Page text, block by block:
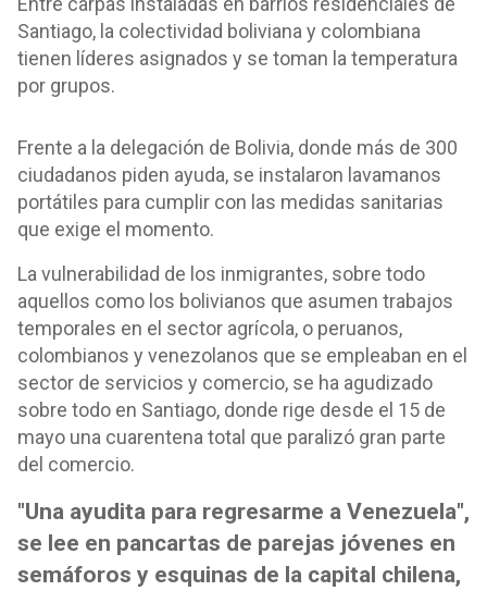
Santiago, la colectividad boliviana y colombiana
tienen líderes asignados y se toman la temperatura
por grupos.
Frente a la delegación de Bolivia, donde más de 300
ciudadanos piden ayuda, se instalaron lavamanos
portátiles para cumplir con las medidas sanitarias
que exige el momento.
La vulnerabilidad de los inmigrantes, sobre todo
aquellos como los bolivianos que asumen trabajos
temporales en el sector agrícola, o peruanos,
colombianos y venezolanos que se empleaban en el
sector de servicios y comercio, se ha agudizado
sobre todo en Santiago, donde rige desde el 15 de
mayo una cuarentena total que paralizó gran parte
del comercio.
"Una ayudita para regresarme a Venezuela",
se lee en pancartas de parejas jóvenes en
semáforos y esquinas de la capital chilena,